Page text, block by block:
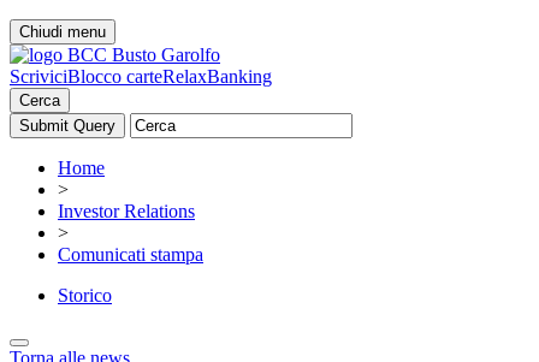
Chiudi menu
ScriviciBlocco carteRelaxBanking
Cerca
Home
>
Investor Relations
>
Comunicati stampa
Storico
Torna alle news